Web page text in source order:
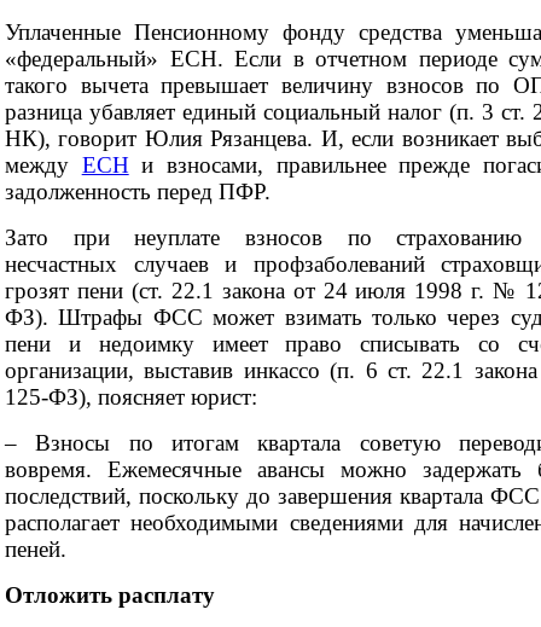
Уплаченные Пенсионному фонду средства
«федеральный» ЕСН. Если в отчетном периоде
такого вычета превышает величину взносов по
разница убавляет единый социальный налог (п. 3 ст.
НК), говорит Юлия Рязанцева. И, если возникает
между ЕСН и взносами, правильнее прежде
задолженность перед ПФР.
Зато при неуплате взносов по страхованию
несчастных случаев и профзаболеваний
грозят пени (ст. 22.1 закона от 24 июля 1998 г. №
ФЗ). Штрафы ФСС может взимать только через
пени и недоимку имеет право списывать со
организации, выставив инкассо (п. 6 ст. 22.1
125-ФЗ), поясняет юрист:
– Взносы по итогам квартала советую
вовремя. Ежемесячные авансы можно задержать
последствий, поскольку до завершения квартала
располагает необходимыми сведениями для
пеней.
Отложить расплату